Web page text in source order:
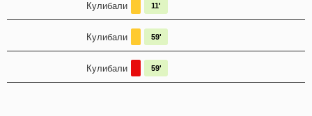
Кулибали 11'
Кулибали 59'
Кулибали 59'